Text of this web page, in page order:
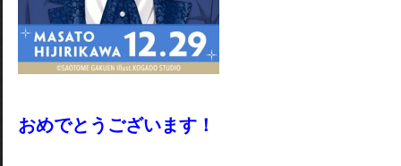
おめでとうございます！